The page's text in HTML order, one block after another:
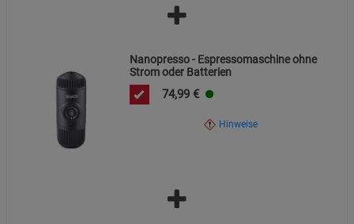
Nanopresso - Espressomaschine ohne
Strom oder Batterien
74,99 €
Hinweise